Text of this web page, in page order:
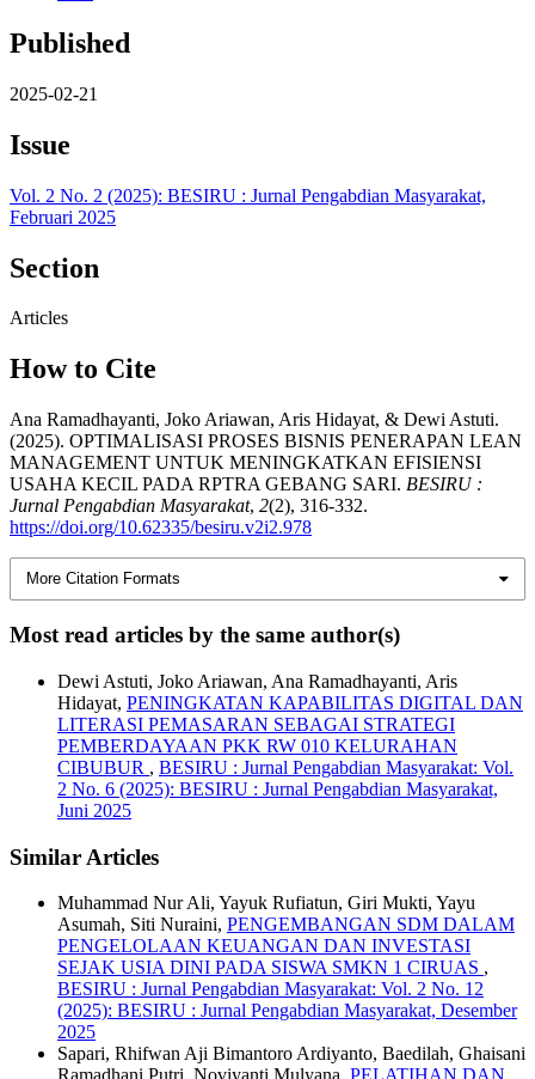
Published
2025-02-21
Issue
Vol. 2 No. 2 (2025): BESIRU : Jurnal Pengabdian Masyarakat,
Februari 2025
Section
Articles
How to Cite
Ana Ramadhayanti, Joko Ariawan, Aris Hidayat, & Dewi Astuti.
(2025). OPTIMALISASI PROSES BISNIS PENERAPAN LEAN
MANAGEMENT UNTUK MENINGKATKAN EFISIENSI
USAHA KECIL PADA RPTRA GEBANG SARI. BESIRU :
Jurnal Pengabdian Masyarakat, 2(2), 316-332.
https://doi.org/10.62335/besiru.v2i2.978
More Citation Formats
Most read articles by the same author(s)
Dewi Astuti, Joko Ariawan, Ana Ramadhayanti, Aris
Hidayat, PENINGKATAN KAPABILITAS DIGITAL DAN
LITERASI PEMASARAN SEBAGAI STRATEGI
PEMBERDAYAAN PKK RW 010 KELURAHAN
CIBUBUR , BESIRU : Jurnal Pengabdian Masyarakat: Vol.
2 No. 6 (2025): BESIRU : Jurnal Pengabdian Masyarakat,
Juni 2025
Similar Articles
Muhammad Nur Ali, Yayuk Rufiatun, Giri Mukti, Yayu
Asumah, Siti Nuraini, PENGEMBANGAN SDM DALAM
PENGELOLAAN KEUANGAN DAN INVESTASI
SEJAK USIA DINI PADA SISWA SMKN 1 CIRUAS ,
BESIRU : Jurnal Pengabdian Masyarakat: Vol. 2 No. 12
(2025): BESIRU : Jurnal Pengabdian Masyarakat, Desember
2025
Sapari, Rhifwan Aji Bimantoro Ardiyanto, Baedilah, Ghaisani